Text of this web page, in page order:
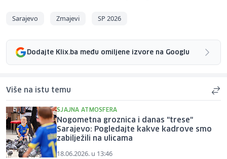
Sarajevo Zmajevi SP 2026
Dodajte Klix.ba među omiljene izvore na Googlu
Više na istu temu
SJAJNA ATMOSFERA
Nogometna groznica i danas "trese"
Sarajevo: Pogledajte kakve kadrove smo
zabilježili na ulicama
18.06.2026. u 13:46